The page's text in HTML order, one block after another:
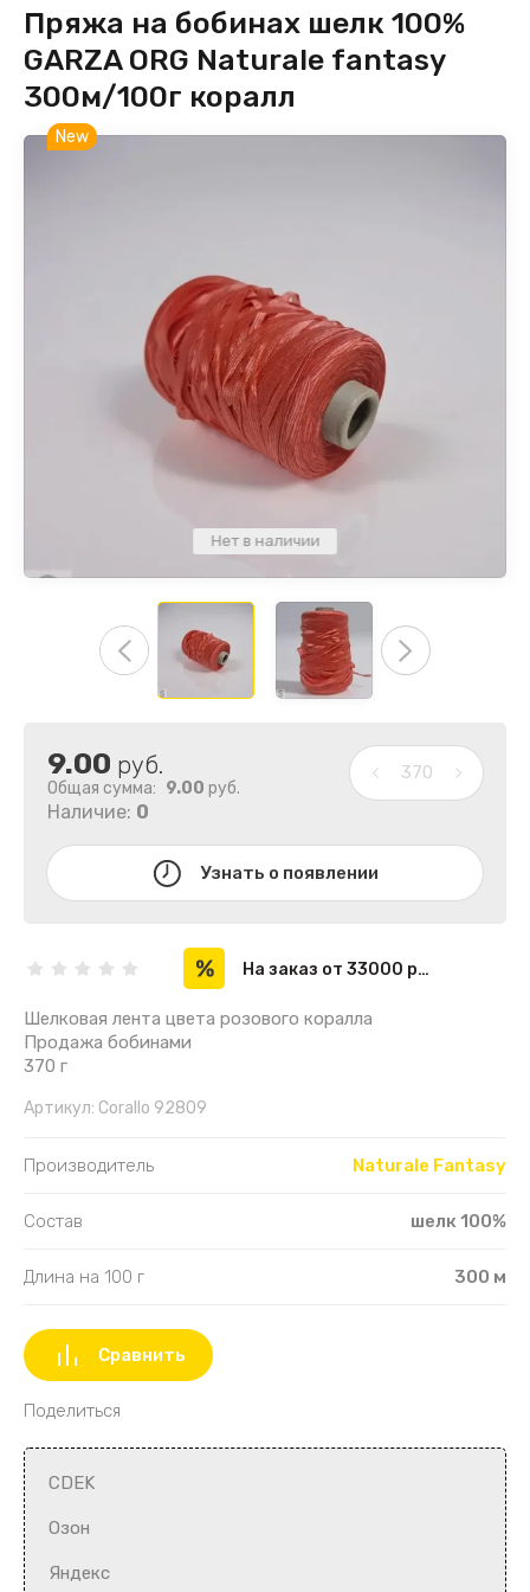
мохер
полиамид
хлопок
меринос кардный Safil
як
Пряжа на бобинах шелк 100%
GARZA ORG Naturale fantasy
300м/100г коралл
Нет в наличии
New
9.00 руб.
Общая сумма: 9.00 руб.
Наличие: 0
Узнать о появлении
На заказ от 33000 рублей
Шелковая лента цвета розового коралла
Продажа бобинами
370 г
Артикул: Corallo 92809
Производитель Naturale Fantasy
Состав шелк 100%
Длина на 100 г 300 м
Сравнить
Поделиться
CDEK
Озон
Яндекс